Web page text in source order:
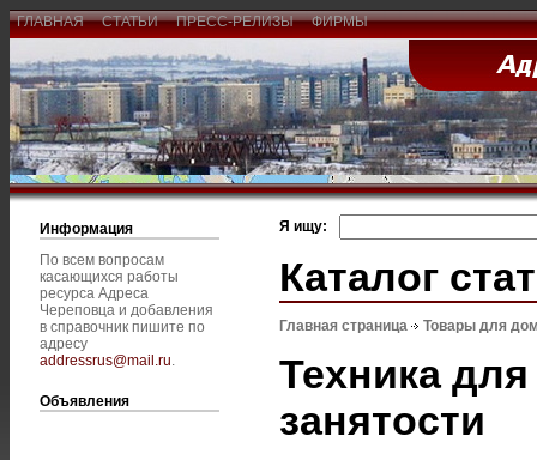
ГЛАВНАЯ СТАТЬИ ПРЕСС-РЕЛИЗЫ ФИРМЫ
Информация
По всем вопросам
касающихся работы
ресурса Адреса
Череповца и добавления
в справочник пишите по
адресу
addressrus@mail.ru.
Объявления
Я ищу:
Каталог
Главная страница Товары для
Техника
занятости